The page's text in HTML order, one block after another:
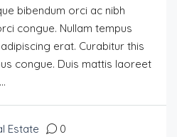
bibendum orci ac nibh
congue. Nullam tempus
erat. Curabitur this
congue. Duis mattis laoreet
Estate 0